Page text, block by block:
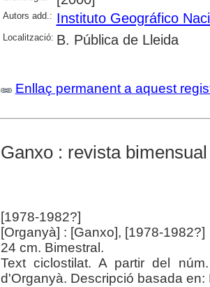
Autors add.: Instituto Geográfico
Localització: B. Pública de Lleida
Enllaç permanent a aquest
Ganxo : revista
[1978-1982?]
[Organyà] : [Ganxo], [1978-1982?]
24 cm. Bimestral.
Text ciclostilat. A partir del
d'Organyà. Descripció basada en: